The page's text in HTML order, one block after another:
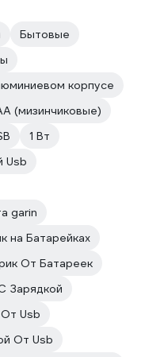
Бытовые
корпусе
(мизинчиковые)
1 Вт
Usb
garin
на Батарейках
От Батареек
Зарядкой
Usb
От Usb